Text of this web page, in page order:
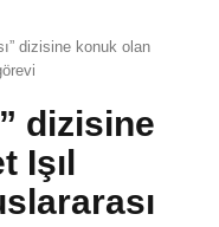
dizisine konuk olan
dizisine
Işıl